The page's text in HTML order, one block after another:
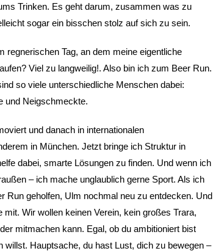
Trinken. Es geht darum, zusammen was zu
sogar ein bisschen stolz auf sich zu sein.
regnerischen Tag, an dem meine eigentliche
Viel zu langweilig!. Also bin ich zum Beer Run.
so viele unterschiedliche Menschen dabei:
und Neigschmeckte.
und danach in internationalen
in München. Jetzt bringe ich Struktur in
dabei, smarte Lösungen zu finden. Und wenn ich
– ich mache unglaublich gerne Sport. Als ich
Run geholfen, Ulm nochmal neu zu entdecken. Und
Wir wollen keinen Verein, kein großes Trara,
mitmachen kann. Egal, ob du ambitioniert bist
willst. Hauptsache, du hast Lust, dich zu bewegen –